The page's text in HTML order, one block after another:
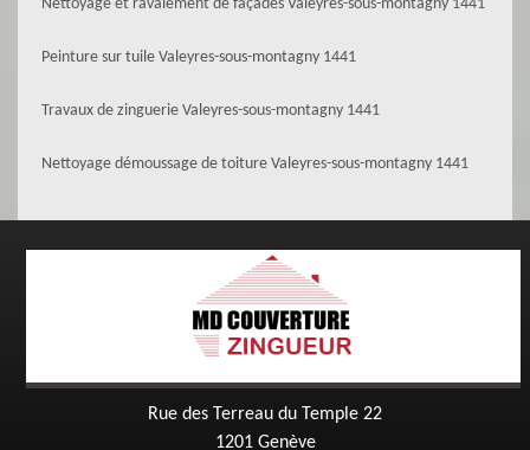
Nettoyage et ravalement de façades Valeyres-sous-montagny 1441
Peinture sur tuile Valeyres-sous-montagny 1441
Travaux de zinguerie Valeyres-sous-montagny 1441
Nettoyage démoussage de toiture Valeyres-sous-montagny 1441
Rue des Terreau du Temple 22
1201 Genève